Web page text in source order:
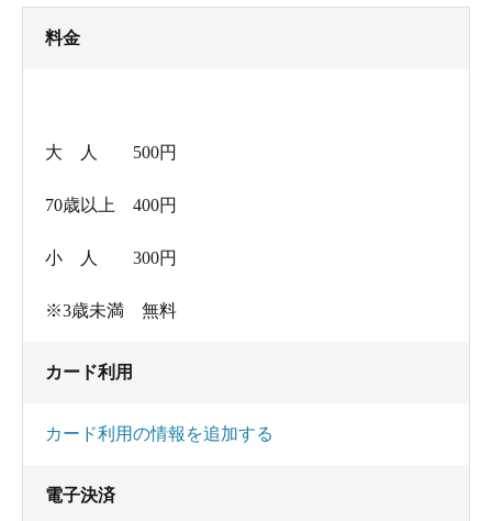
料金
大 人 500円
70歳以上 400円
小 人 300円
※3歳未満 無料
カード利用
カード利用の情報を追加する
電子決済